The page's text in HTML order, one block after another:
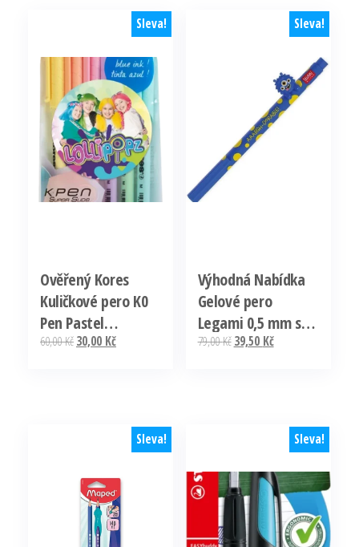
Sleva!
Ověřený Kores
Kuličkové pero K0
Pen Pastel
LOLLIPOPZ 1 mm –
60,00KčPůvodní
30,00 KčAktuální
Sleva!
Výhodná Nabídka
Gelové pero
Legami 0,5 mm se
zvířátkem –
79,00Kč Původní
39,50 KčAktuální
Sleva! Sleva!